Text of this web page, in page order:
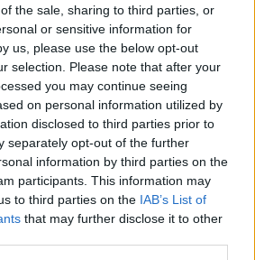
the sale, sharing to third parties, or
or sensitive information for
us, please use the below opt-out
selection. Please note that after your
you may continue seeing
on personal information utilized by
disclosed to third parties prior to
separately opt-out of the further
information by third parties on the
participants. This information may
to third parties on the IAB’s List of
that may further disclose it to other
háttérbe vonult, Paul
mindig úrifiúnak tűnt, és
tag, John Lennon
vad ötletei” jellemezték az
egy külön fejezete a
kortársairól és a
ajánlom e gyűjteményt,
a Beatles számait
És ugyan ki ne szeretné
józanul vagy mámor